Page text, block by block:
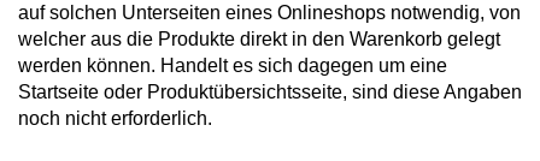
auf solchen Unterseiten eines Onlineshops notwendig, von
welcher aus die Produkte direkt in den Warenkorb gelegt
werden können. Handelt es sich dagegen um eine
Startseite oder Produktübersichtsseite, sind diese Angaben
noch nicht erforderlich.